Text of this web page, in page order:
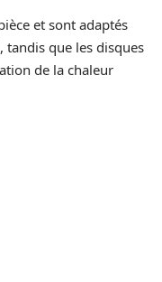
et sont adaptés
tandis que les disques
de la chaleur